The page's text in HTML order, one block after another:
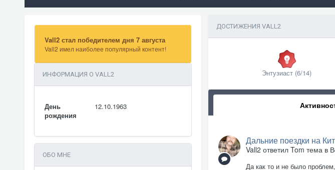
Vall2 стал победителем дня 7 августа
Vall2 имел наиболее популярный контент!
ИНФОРМАЦИЯ О VALL2
День
рождения
12.10.1963
ОБО МНЕ
ДОСТИЖЕНИЯ VALL2
Энтузиаст (6/14)
Дальние поездки на
Vall2 ответил Tom тема в
Да как то и не было